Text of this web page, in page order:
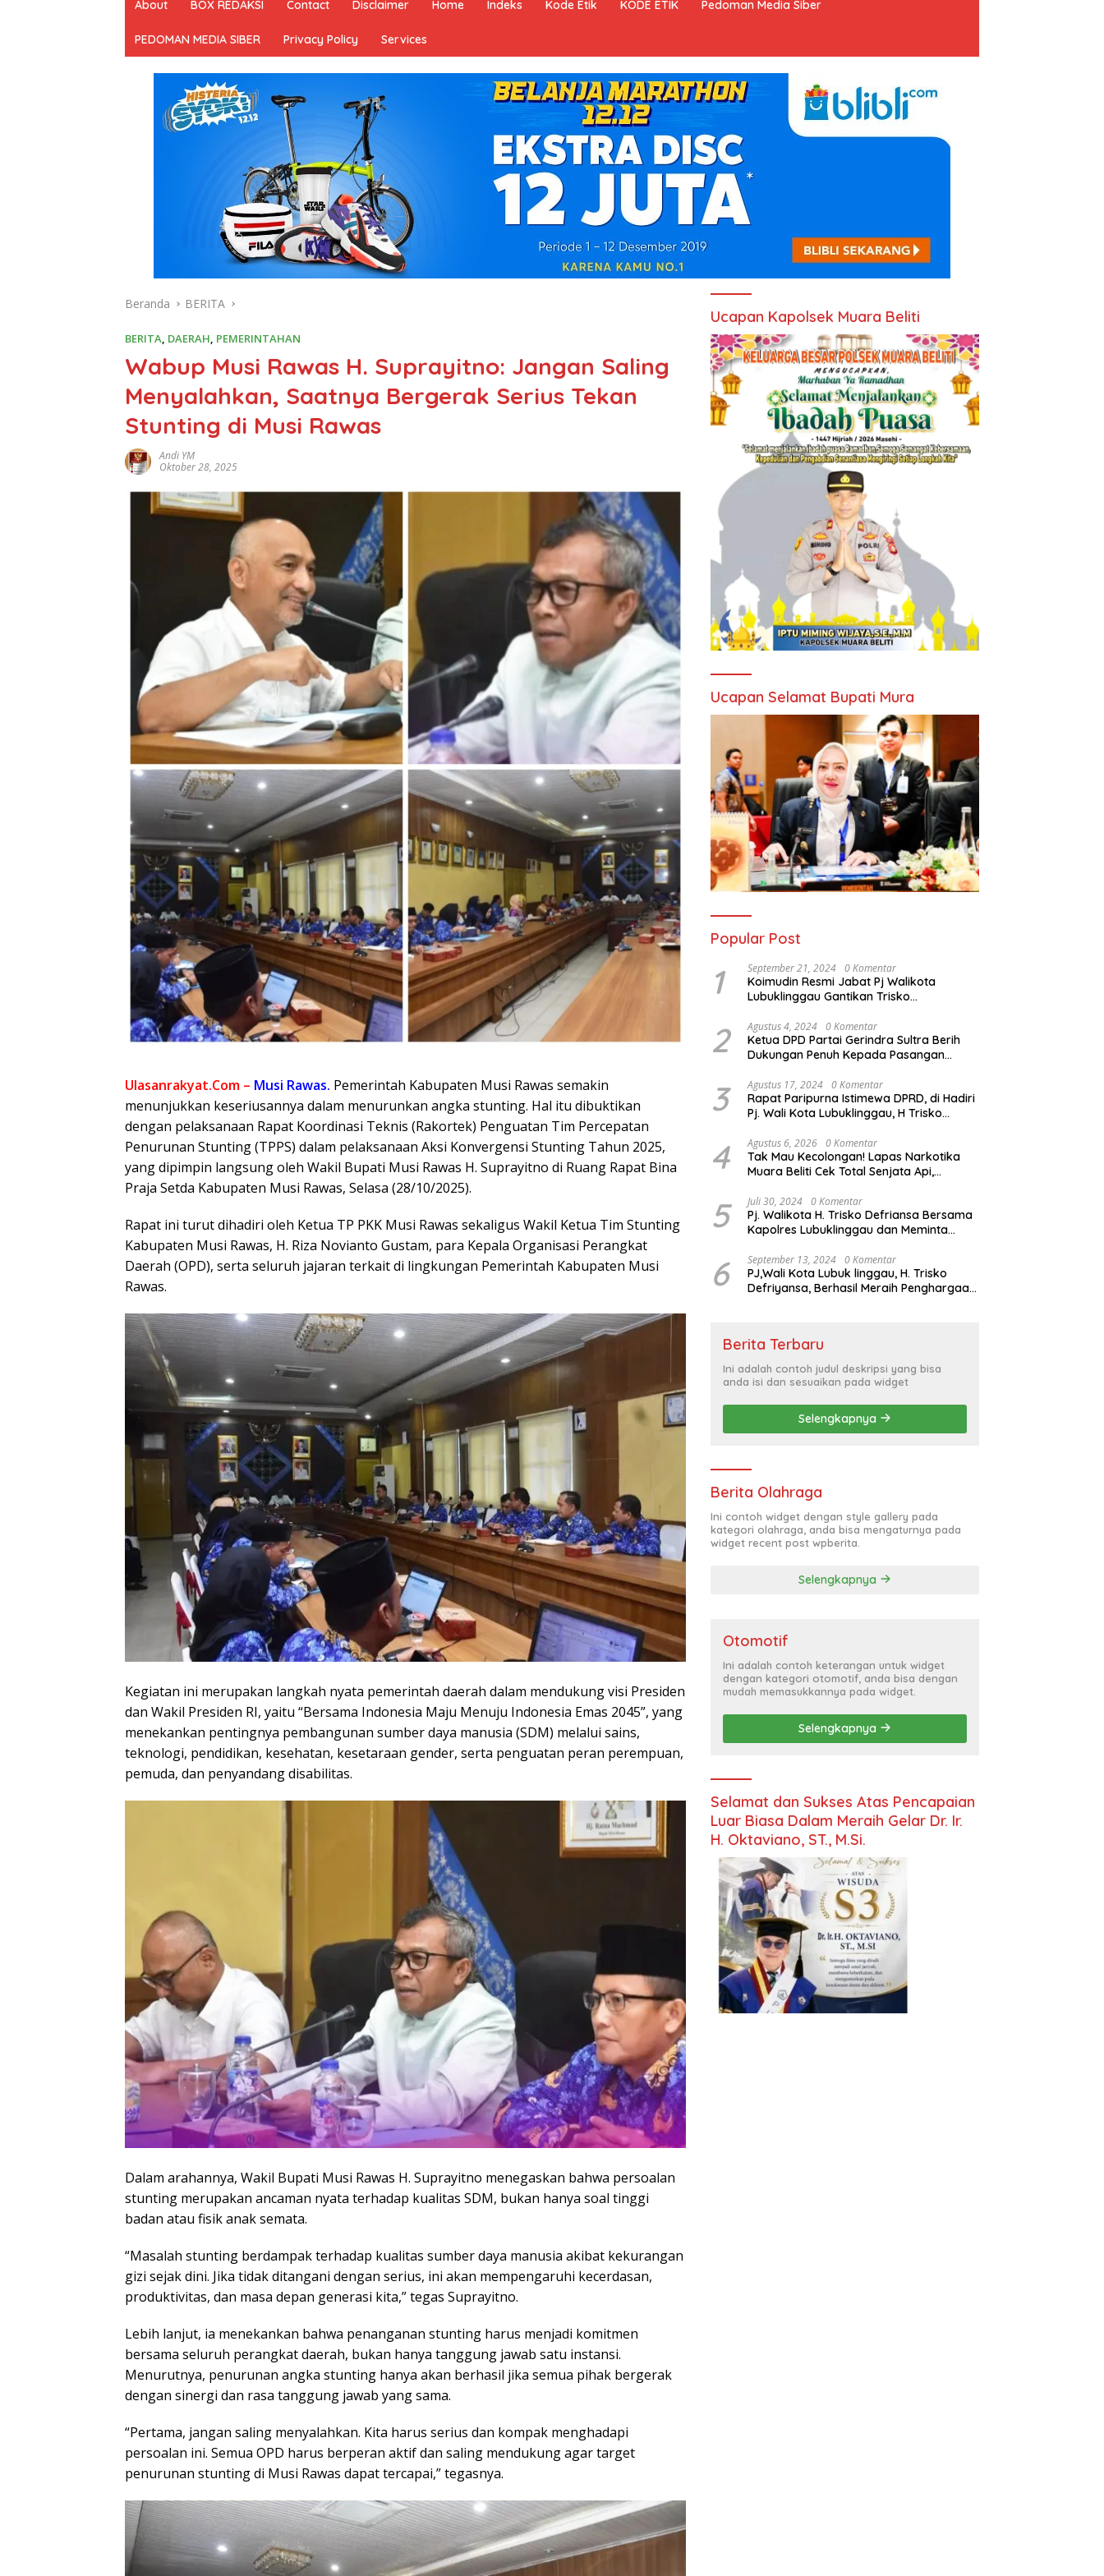
About BOX REDAKSI Contact Disclaimer Home Indeks Kode Etik KODE ETIK Pedoman Media Siber
PEDOMAN MEDIA SIBER Privacy Policy Services
Beranda BERITA
BERITA, DAERAH, PEMERINTAHAN
Wabup Musi Rawas H. Suprayitno: Jangan Saling
Menyalahkan, Saatnya Bergerak Serius Tekan
Stunting di Musi Rawas
Andi YM
Oktober 28, 2025
Ulasanrakyat.Com – Musi Rawas. Pemerintah Kabupaten Musi Rawas semakin
menunjukkan keseriusannya dalam menurunkan angka stunting. Hal itu dibuktikan
dengan pelaksanaan Rapat Koordinasi Teknis (Rakortek) Penguatan Tim Percepatan
Penurunan Stunting (TPPS) dalam pelaksanaan Aksi Konvergensi Stunting Tahun 2025,
yang dipimpin langsung oleh Wakil Bupati Musi Rawas H. Suprayitno di Ruang Rapat Bina
Praja Setda Kabupaten Musi Rawas, Selasa (28/10/2025).
Rapat ini turut dihadiri oleh Ketua TP PKK Musi Rawas sekaligus Wakil Ketua Tim Stunting
Kabupaten Musi Rawas, H. Riza Novianto Gustam, para Kepala Organisasi Perangkat
Daerah (OPD), serta seluruh jajaran terkait di lingkungan Pemerintah Kabupaten Musi
Rawas.
Kegiatan ini merupakan langkah nyata pemerintah daerah dalam mendukung visi Presiden
dan Wakil Presiden RI, yaitu “Bersama Indonesia Maju Menuju Indonesia Emas 2045”, yang
menekankan pentingnya pembangunan sumber daya manusia (SDM) melalui sains,
teknologi, pendidikan, kesehatan, kesetaraan gender, serta penguatan peran perempuan,
pemuda, dan penyandang disabilitas.
Dalam arahannya, Wakil Bupati Musi Rawas H. Suprayitno menegaskan bahwa persoalan
stunting merupakan ancaman nyata terhadap kualitas SDM, bukan hanya soal tinggi
badan atau fisik anak semata.
“Masalah stunting berdampak terhadap kualitas sumber daya manusia akibat kekurangan
gizi sejak dini. Jika tidak ditangani dengan serius, ini akan mempengaruhi kecerdasan,
produktivitas, dan masa depan generasi kita,” tegas Suprayitno.
Lebih lanjut, ia menekankan bahwa penanganan stunting harus menjadi komitmen
bersama seluruh perangkat daerah, bukan hanya tanggung jawab satu instansi.
Menurutnya, penurunan angka stunting hanya akan berhasil jika semua pihak bergerak
dengan sinergi dan rasa tanggung jawab yang sama.
“Pertama, jangan saling menyalahkan. Kita harus serius dan kompak menghadapi
persoalan ini. Semua OPD harus berperan aktif dan saling mendukung agar target
penurunan stunting di Musi Rawas dapat tercapai,” tegasnya.
Ucapan Kapolsek Muara Beliti
Ucapan Selamat Bupati Mura
Popular Post
1 September 21, 2024 0 Komentar
Koimudin Resmi Jabat Pj Walikota
Lubuklinggau Gantikan Trisko
2 Agustus 4, 2024 0 Komentar
Ketua DPD Partai Gerindra Sultra Berih
Dukungan Penuh Kepada Pasangan
Konawe (HADIR) di Pilkada Konawe 2024
3 Agustus 17, 2024 0 Komentar
Rapat Paripurna Istimewa DPRD, di Hadiri
Pj. Wali Kota Lubuklinggau, H Trisko
Mendengarkan Pidato Kenegaraan
Presiden RI Dalam Rangka HUT ke-79
4 Agustus 6, 2026 0 Komentar
Tak Mau Kecolongan! Lapas Narkotika
Muara Beliti Cek Total Senjata Api,
Jam
5 Juli 30, 2024 0 Komentar
Pj. Walikota H. Trisko Defriansa Bersama
Kapolres Lubuklinggau dan Meminta
Hajatan Politik
6 September 13, 2024 0 Komentar
PJ,Wali Kota Lubuk linggau, H. Trisko
Defriyansa, Berhasil Meraih Penghargaan
Berita Terbaru
Ini adalah contoh judul deskripsi yang bisa
anda isi dan sesuaikan pada widget
Selengkapnya
Berita Olahraga
Ini contoh widget dengan style gallery pada
kategori olahraga, anda bisa mengaturnya pada
widget recent post wpberita.
Selengkapnya
Otomotif
Ini adalah contoh keterangan untuk widget
dengan kategori otomotif, anda bisa dengan
mudah memasukkannya pada widget.
Selengkapnya
Selamat dan Sukses Atas Pencapaian
Luar Biasa Dalam Meraih Gelar Dr. Ir.
H. Oktaviano, ST., M.Si.